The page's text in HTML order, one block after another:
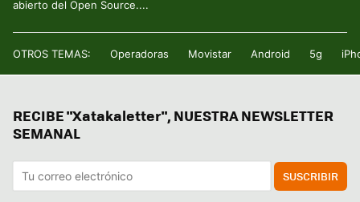
abierto del Open Source....
OTROS TEMAS: Operadoras Movistar Android 5g
RECIBE "Xatakaletter", NUESTRA NEWSLETTER
SEMANAL
SUSCRIBIR